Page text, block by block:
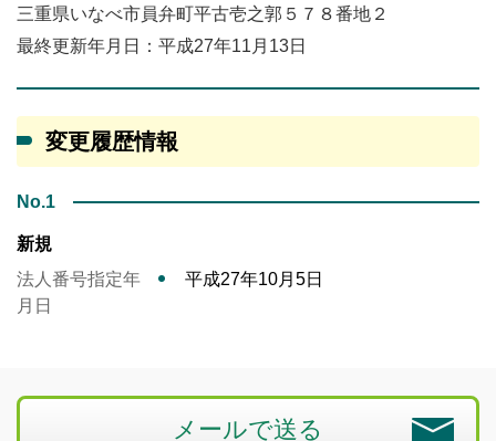
三重県いなべ市員弁町平古壱之郭５７８番地２
最終更新年月日：平成27年11月13日
変更履歴情報
No.1
新規
法人番号指定年
月日
平成27年10月5日
メールで送る